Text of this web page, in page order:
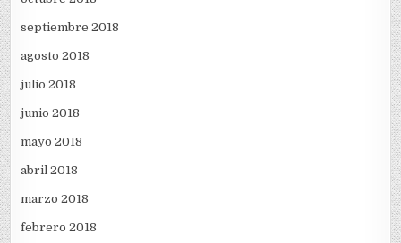
septiembre 2018
agosto 2018
julio 2018
junio 2018
mayo 2018
abril 2018
marzo 2018
febrero 2018